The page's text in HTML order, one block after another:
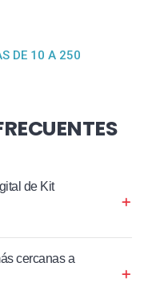
DE 10 A 250
de Kit
cercanas a